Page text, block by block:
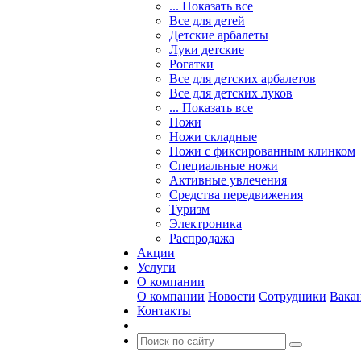
... Показать все
Все для детей
Детские арбалеты
Луки детские
Рогатки
Все для детских арбалетов
Все для детских луков
... Показать все
Ножи
Ножи складные
Ножи с фиксированным клинком
Специальные ножи
Активные увлечения
Средства передвижения
Туризм
Электроника
Распродажа
Акции
Услуги
О компании
О компании Новости Сотрудники
Контакты